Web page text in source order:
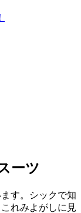
ーツ
す。シックで知
れみよがしに見